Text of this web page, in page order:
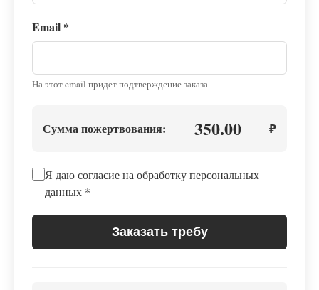
Email *
На этот email придет подтверждение заказа
Сумма пожертвования: 350.00 ₽
Я даю согласие на обработку персональных
данных *
Заказать требу